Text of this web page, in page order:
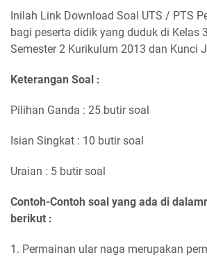
Inilah Link Download Soal UTS / PTS
bagi peserta didik yang duduk di Kelas
Semester 2 Kurikulum 2013 dan Kunci
Keterangan Soal :
Pilihan Ganda : 25 butir soal
Isian Singkat : 10 butir soal
Uraian : 5 butir soal
Contoh-Contoh soal yang ada di
berikut :
1. Permainan ular naga merupakan